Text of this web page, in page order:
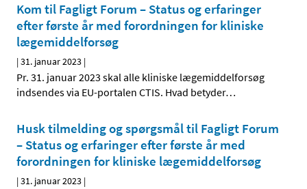
Kom til Fagligt Forum – Status og erfaringer
efter første år med forordningen for kliniske
lægemiddelforsøg
|31. januar 2023 |
Pr. 31. januar 2023 skal alle kliniske lægemiddelforsøg
indsendes via EU-portalen CTIS. Hvad betyder…
Husk tilmelding og spørgsmål til Fagligt Forum
– Status og erfaringer efter første år med
forordningen for kliniske lægemiddelforsøg
|31. januar 2023 |